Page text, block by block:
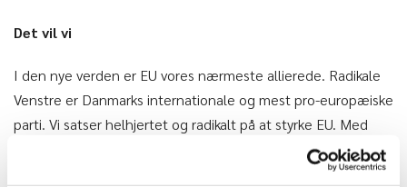
Det vil vi
I den nye verden er EU vores nærmeste allierede. Radikale
Venstre er Danmarks internationale og mest pro-europæiske
parti. Vi satser helhjertet og radikalt på at styrke EU. Med
Norden i front, så vi kan bruge den nordiske samfundsmodel
og vores nordiske samarbejde til at præge fremtidens